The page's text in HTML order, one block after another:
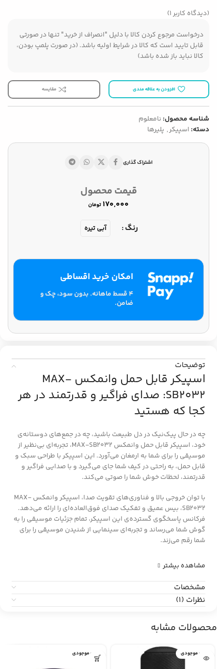
(دیدگاه کاربر1
)
درخواست مرجوع کردن کالا با دلیل "انصراف از خرید" تنها در صورتی
قابل تایید است که کالا در شرایط اولیه باشد. (در صورت پلمپ بودن،
کالا نباید باز شده باشد)
افزودن به علاقه مندی مقایسه
شناسه محصول: نامعلوم
دسته: اسپیکر, پلیرها
اشتراک گذاری
قیمت محصول
تومان
رنگ آبی تیره
امکان خرید اقساطی
۴ قسط ماهانه. بدون سود، چک و
ضامن.
توضیحات
اسپیکر قابل حمل وانمکس MAX-
SB2032: صدای فراگیر و قدرتمند در هر
کجا که هستید
چه در حال پیک‌نیک در دل طبیعت باشید، چه در جمع‌های دوستانه‌ی
خود، اسپیکر قابل حمل وانمکس MAX-SB2032، تجربه‌ای بی‌نظیر از
موسیقی را برای شما به ارمغان می‌آورد. این اسپیکر با طراحی سبک و
قابل حمل، به راحتی در کیف شما جای می‌گیرد و با صدایی فراگیر و
قدرتمند، لحظات خوش شما را صوتی می‌کند.
با توان خروجی بالا و فناوری‌های تقویت صدا، اسپیکر وانمکس MAX-
SB2032، بیس عمیق و تفکیک صدای فوق‌العاده‌ای را ارائه می‌دهد.
فرکانس پاسخگوی گسترده‌ی این اسپیکر، تمام جزئیات موسیقی را به
گوش شما می‌رساند و تجربه‌ای سینمایی از شنیدن موسیقی را برای
شما رقم می‌زند.
مشاهده بیشتر
مشخصات
نظرات (1)
محصولات مشابه
اتمام موجودی اتمام موجودی